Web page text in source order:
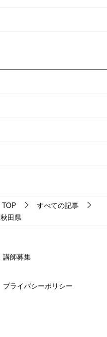
TOP
すべての記事
秋田県
講師募集
プライバシーポリシー